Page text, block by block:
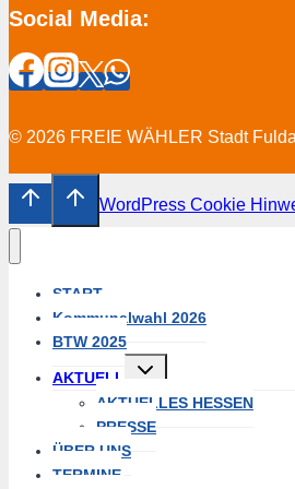
Social Media:
© 2026 FREIE WÄHLER Stadt
WordPress Cookie
START
Kommunalwahl 2026
BTW 2025
AKTUELL
Untermenü
umschalten
AKTUELLES HESSEN
PRESSE
ÜBER UNS
TERMINE